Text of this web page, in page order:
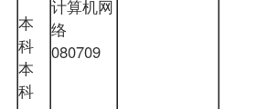
本
科
本
科
计算机网
络
080709